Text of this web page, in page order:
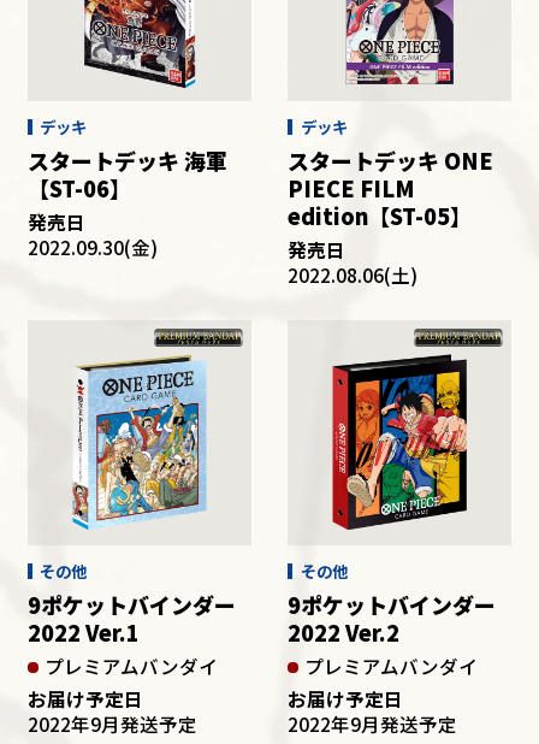
デッキ
スタートデッキ 海軍
【ST-06】
発売日
2022.09.30(金)
デッキ
スタートデッキ ONE
PIECE FILM
edition【ST-05】
発売日
2022.08.06(土)
その他
プレミアムバンダイ
9ポケットバインダー
2022 Ver.1
お届け予定日
2022年9月発送予定
その他
プレミアムバンダイ
9ポケットバインダー
2022 Ver.2
お届け予定日
2022年9月発送予定